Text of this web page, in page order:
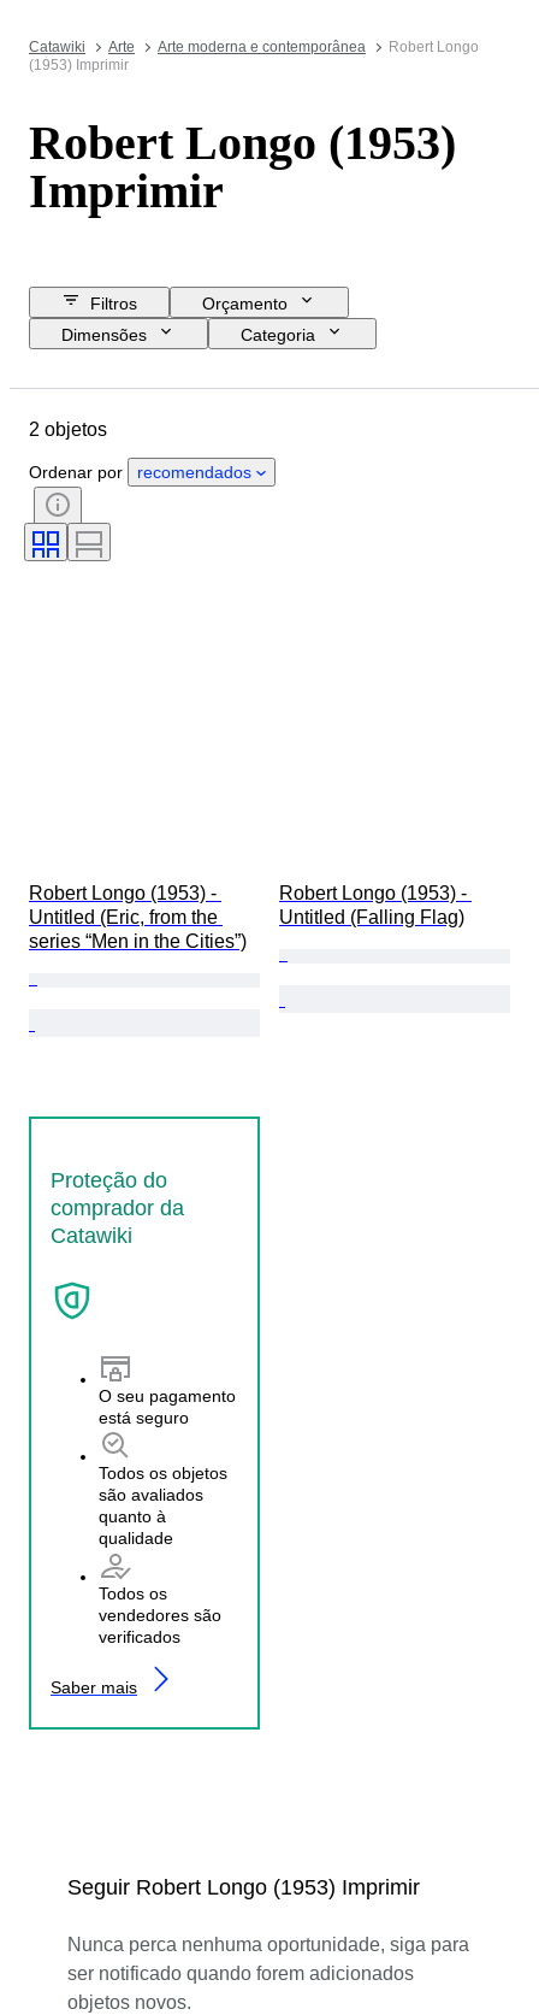
Catawiki Arte Arte moderna e contemporânea
Robert Longo
(1953) Imprimir
Robert Longo (1953)
Imprimir
Filtros
Orçamento
Dimensões
Categoria
País de origem
Tema
Técnica
Assinatura
Vendido por
2 objetos
Ordenar por recomendados
Robert Longo (1953) -
Untitled (Eric, from the
series “Men in the Cities”)
Robert Longo (1953) -
Untitled (Falling Flag)
Proteção do
comprador da
Catawiki
O seu pagamento
está seguro
Todos os objetos
são avaliados
quanto à
qualidade
Todos os
vendedores são
verificados
Saber mais
Seguir Robert Longo (1953) Imprimir
Nunca perca nenhuma oportunidade, siga para
ser notificado quando forem adicionados
objetos novos.